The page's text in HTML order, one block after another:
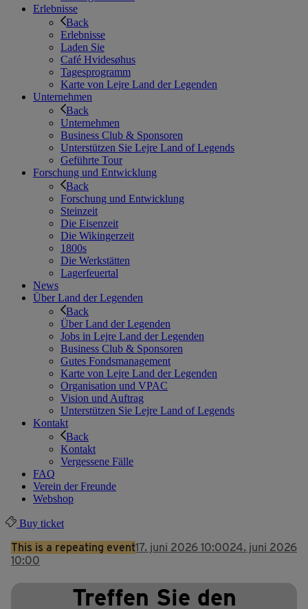
Erlebnisse
Back
Erlebnisse
Laden Sie
Café Hvidesøhus
Tagesprogramm
Karte von Lejre Land der Legenden
Unternehmen
Back
Unternehmen
Business Club & Sponsoren
Unterstützen Sie Lejre Land of Legends
Geführte Tour
Forschung und Entwicklung
Back
Forschung und Entwicklung
Steinzeit
Die Eisenzeit
Die Wikingerzeit
1800s
Die Werkstätten
Lagerfeuertal
News
Über Land der Legenden
Back
Über Land der Legenden
Jobs in Lejre Land der Legenden
Business Club & Sponsoren
Gutes Fondsmanagement
Karte von Lejre Land der Legenden
Organisation und VPAC
Vision und Auftrag
Unterstützen Sie Lejre Land of Legends
Kontakt
Back
Kontakt
Vergessene Fälle
FAQ
Verein der Freunde
Webshop
Buy ticket
This is a repeating event17. juni 2026 10:0024. juni 2026
10:00
Treffen Sie den